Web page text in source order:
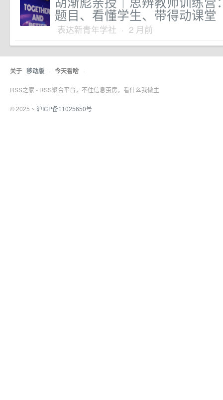
题目、看懂学生、带得动课堂
表达新青年学社 · 2 月前
关于 移动版 · 今天看啥 ·
RSS之家 - RSS聚合平台，不住信息茧房，看什么我做主
© 2025 ~ 沪ICP备11025650号